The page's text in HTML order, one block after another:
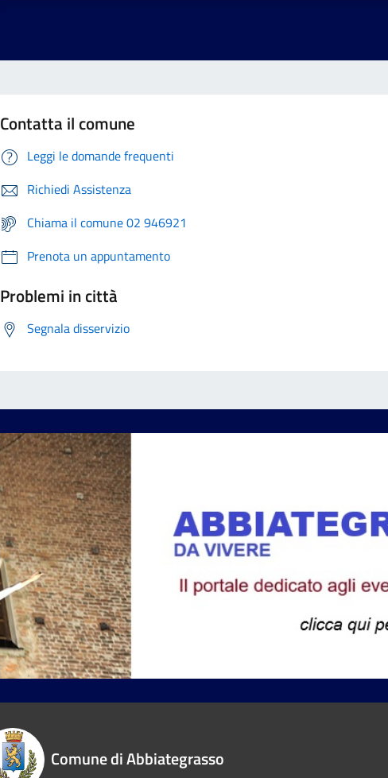
Contatta il comune
Leggi le domande frequenti
Richiedi Assistenza
Chiama il comune 02 946921
Prenota un appuntamento
Problemi in città
Segnala disservizio
Comune di Abbiategrasso